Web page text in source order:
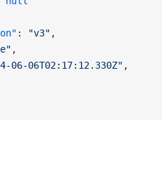
: "v3" ,
,
06-06T02:17:12.330Z" ,